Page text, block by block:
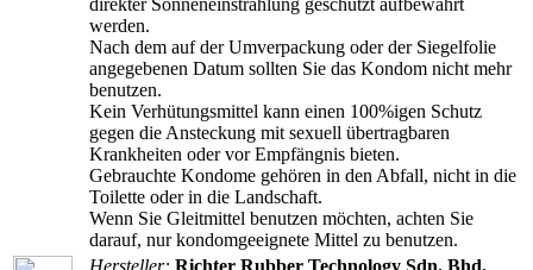
direkter Sonneneinstrahlung geschützt aufbewahrt
werden.
Nach dem auf der Umverpackung oder der Siegelfolie
angegebenen Datum sollten Sie das Kondom nicht mehr
benutzen.
Kein Verhütungsmittel kann einen 100%igen Schutz
gegen die Ansteckung mit sexuell übertragbaren
Krankheiten oder vor Empfängnis bieten.
Gebrauchte Kondome gehören in den Abfall, nicht in die
Toilette oder in die Landschaft.
Wenn Sie Gleitmittel benutzen möchten, achten Sie
darauf, nur kondomgeeignete Mittel zu benutzen.